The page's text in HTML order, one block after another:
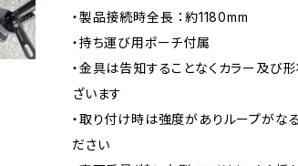
・製品接続時全長 ：約1180mm
・持ち運び用ポーチ付属
・金具は告知することなくカラー及び
ざいます
・取り付け時は強度がありループがな
ださい